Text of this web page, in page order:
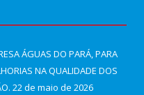
ÁGUAS DO PARÁ, PARA
NA QUALIDADE DOS
22 de maio de 2026